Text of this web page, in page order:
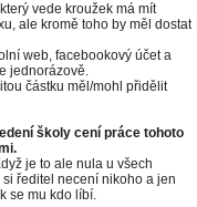
vede kroužek má mít
ale kromě toho by měl dostat
web, facebookový účet a
jednorázově.
částku měl/mohl přidělit
školy cení práce tohoto
je to ale nula u všech
ředitel necení nikoho a jen
se mu kdo líbí.